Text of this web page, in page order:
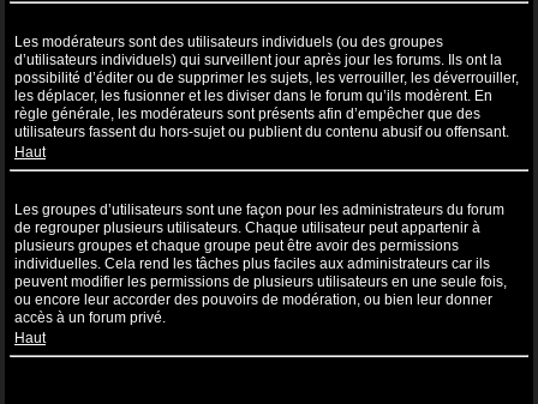
Les modérateurs sont des utilisateurs individuels (ou des groupes
d’utilisateurs individuels) qui surveillent jour après jour les forums. Ils ont la
possibilité d’éditer ou de supprimer les sujets, les verrouiller, les déverrouiller,
les déplacer, les fusionner et les diviser dans le forum qu’ils modèrent. En
règle générale, les modérateurs sont présents afin d’empêcher que des
utilisateurs fassent du hors-sujet ou publient du contenu abusif ou offensant.
Haut
Les groupes d’utilisateurs sont une façon pour les administrateurs du forum
de regrouper plusieurs utilisateurs. Chaque utilisateur peut appartenir à
plusieurs groupes et chaque groupe peut être avoir des permissions
individuelles. Cela rend les tâches plus faciles aux administrateurs car ils
peuvent modifier les permissions de plusieurs utilisateurs en une seule fois,
ou encore leur accorder des pouvoirs de modération, ou bien leur donner
accès à un forum privé.
Haut